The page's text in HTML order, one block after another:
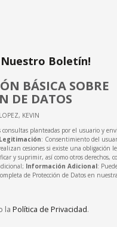
Nuestro Boletín!
BÁSICA SOBRE
DE DATOS
KEVIN
consultas planteadas por el usuario y
Legitimación: Consentimiento del
cesiones si existe una obligación
y suprimir, así como otros derechos,
Información Adicional:
de Protección de Datos en nuestra
la Política de Privacidad.